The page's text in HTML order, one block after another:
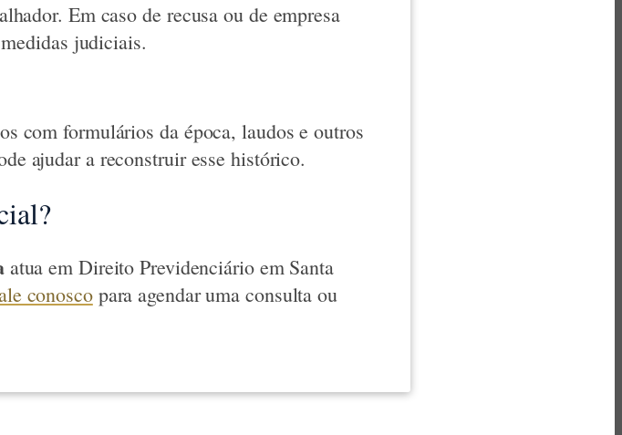
Em caso de recusa ou de empresa
judiciais.
com formulários da época, laudos e outros
ajudar a reconstruir esse histórico.
atua em Direito Previdenciário em Santa
conoscopara agendar uma consulta ou